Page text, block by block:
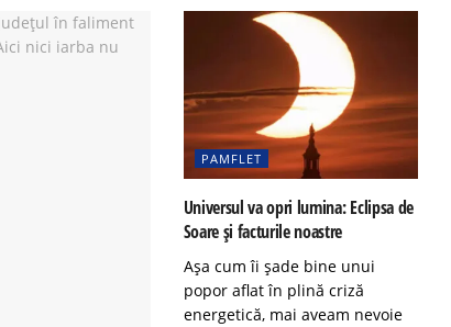
PAMFLET
Universul va opri lumina: Eclipsa de
Soare și facturile noastre
Așa cum îi șade bine unui
popor aflat în plină criză
energetică, mai aveam nevoie